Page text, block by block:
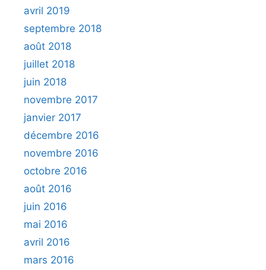
avril 2019
septembre 2018
août 2018
juillet 2018
juin 2018
novembre 2017
janvier 2017
décembre 2016
novembre 2016
octobre 2016
août 2016
juin 2016
mai 2016
avril 2016
mars 2016